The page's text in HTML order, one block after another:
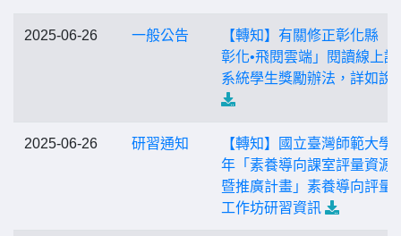
2025-06-26 一般公告
【轉知】有關修正彰化縣「
彰化•飛閱雲端」閱讀線上
系統學生獎勵辦法，詳如說
2025-06-26 研習通知
【轉知】國立臺灣師範大學
年「素養導向課室評量資源
暨推廣計畫」素養導向評量
工作坊研習資訊